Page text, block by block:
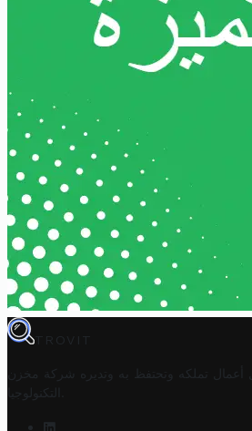
TROVIT
أعمال تملكه وتحتفظ به وتديره
شركة مخزن
التكنولوجيا